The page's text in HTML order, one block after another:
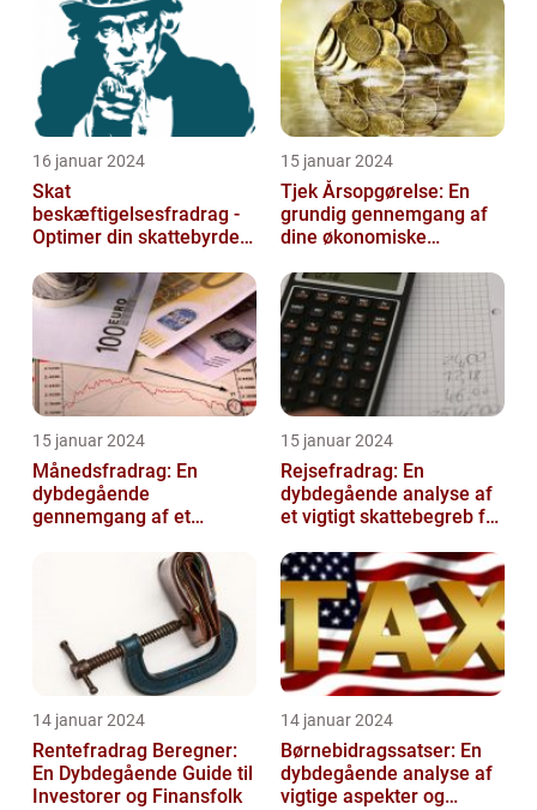
16 januar 2024
Skat
beskæftigelsesfradrag -
Optimer din skattebyrde
15 januar 2024
Tjek Årsopgørelse: En
grundig gennemgang af
dine økonomiske
15 januar 2024
Månedsfradrag: En
dybdegående
gennemgang af et
investorer og finansfolk
15 januar 2024
Rejsefradrag: En
dybdegående analyse af
et vigtigt skattebegreb for
14 januar 2024
Rentefradrag Beregner:
En Dybdegående Guide til
Investorer og Finansfolk
14 januar 2024
Børnebidragssatser: En
dybdegående analyse af
vigtige aspekter og